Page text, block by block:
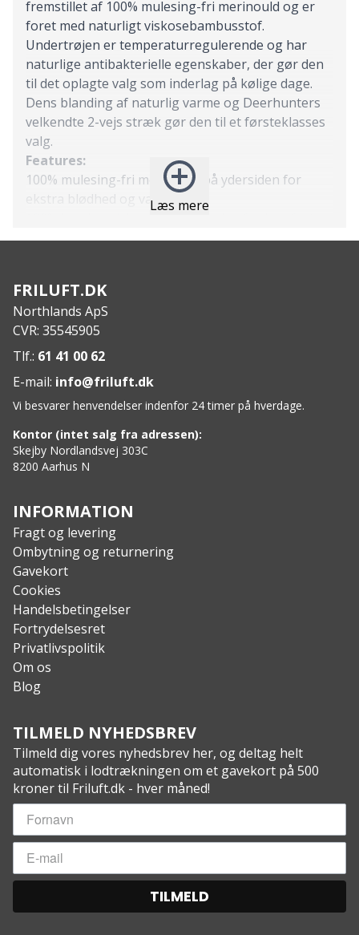
Læs mere
fremstillet af 100% mulesing-fri merinould og er
foret med naturligt viskosebambusstof.
Undertrøjen er temperaturregulerende og har
naturlige antibakterielle egenskaber, der gør den
til det oplagte valg som inderlag på kølige dage.
Dens blanding af naturlig varme og Deerhunters
velkendte 2-vejs stræk gør den til et førsteklasses
valg.
Features:
100% mulesing-fri merinould på ydersiden for
ekstra blødhed og varme
temperaturregulering
Naturligt antibakterielle egenskaber for optimal
friskhed
Specs:
Yderstof: 100% mulesing-fri merino uld
FRILUFT.DK
Northlands ApS
CVR: 35545905
Tlf.: 61 41 00 62
E-mail: info@friluft.dk
Vi besvarer henvendelser indenfor 24 timer på hverdage.
Kontor (intet salg fra adressen):
Skejby Nordlandsvej 303C
8200 Aarhus N
INFORMATION
Fragt og levering
Ombytning og returnering
Gavekort
Cookies
Handelsbetingelser
Fortrydelsesret
Privatlivspolitik
Om os
Blog
TILMELD NYHEDSBREV
Tilmeld dig vores nyhedsbrev her, og deltag helt
automatisk i lodtrækningen om et gavekort på 500
kroner til Friluft.dk - hver måned!
TILMELD